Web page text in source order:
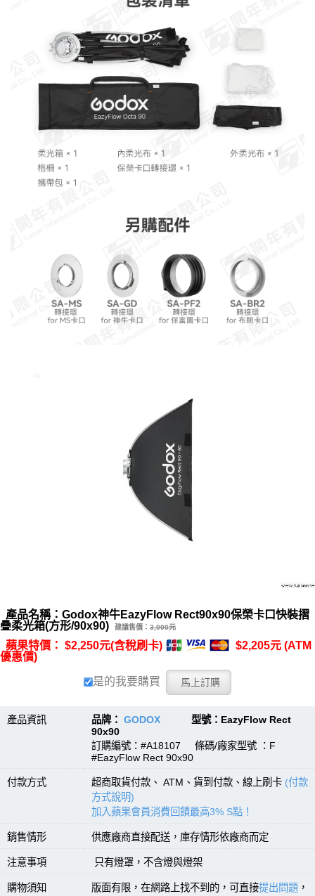
產品名稱：Godox神牛EazyFlow Rect90x90保榮卡口快裝摺
疊柔光箱(方形/90x90)
建議售價： 3,000元
蘋果特價： $2,250元(含稅刷卡)
$2,205元 (ATM
優惠價)
是的我要購買
產品資訊 品牌： GODOX 型號：EazyFlow Rect
90x90
訂購編號：#A18107 條碼/廠家型號 ：F
#EazyFlow Rect 90x90
付款方式 超商取貨付款、 ATM、貨到付款、線上刷卡 (付款
方式說明)
加入蘋果會員消費回饋最高3% S點！
銷售情形 供應廠商直接配送，庫存情形依廠商而定
注意事項 只有燈罩，不含燈與燈架
購物須知 版面有限，在網路上找不到的，可直接提出問題 ，